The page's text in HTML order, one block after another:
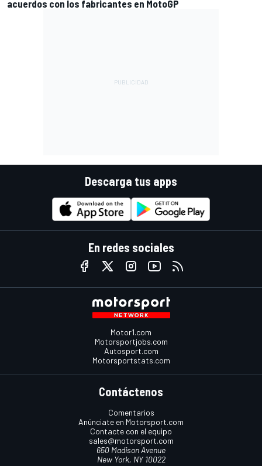
acuerdos con los fabricantes en MotoGP
Descarga tus apps
En redes sociales
Motor1.com
Motorsportjobs.com
Autosport.com
Motorsportstats.com
Contáctenos
Comentarios
Anúnciate en Motorsport.com
Contacte con el equipo
sales@motorsport.com
650 Madison Avenue
New York, NY 10022